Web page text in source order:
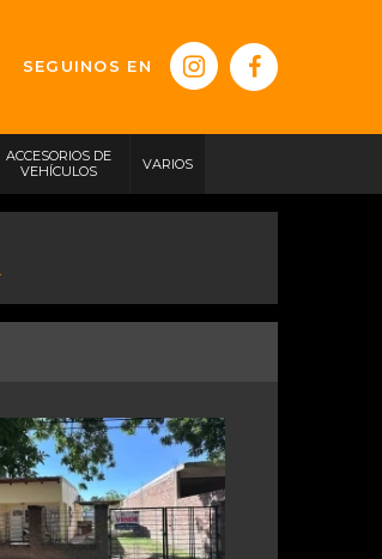
SEGUINOS EN
ACCESORIOS DE
VEHÍCULOS
VARIOS